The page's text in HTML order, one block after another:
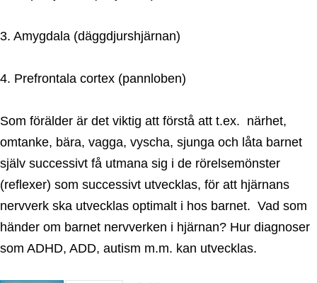
3. Amygdala (däggdjurshjärnan)
4. Prefrontala cortex (pannloben)
Som förälder är det viktig att förstå att t.ex. närhet,
omtanke, bära, vagga, vyscha, sjunga och låta barnet
själv successivt få utmana sig i de rörelsemönster
(reflexer) som successivt utvecklas, för att hjärnans
nervverk ska utvecklas optimalt i hos barnet. Vad som
händer om barnet nervverken i hjärnan? Hur diagnoser
som ADHD, ADD, autism m.m. kan utvecklas.